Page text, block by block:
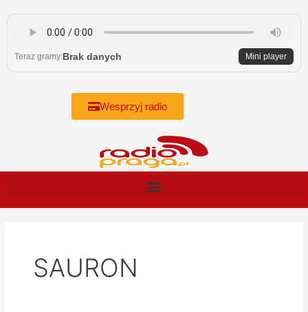
content
Teraz gramy:Brak danych Mini player
Wesprzyj radio
SAURON